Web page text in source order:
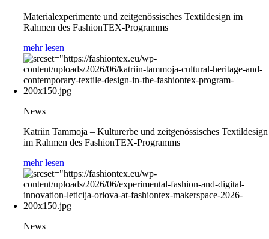
Materialexperimente und zeitgenössisches Textildesign im
Rahmen des FashionTEX-Programms
mehr lesen
News
Katriin Tammoja – Kulturerbe und zeitgenössisches Textildesign
im Rahmen des FashionTEX-Programms
mehr lesen
News